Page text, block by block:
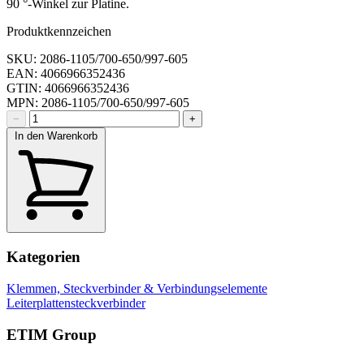
90 °-Winkel zur Platine.
Produktkennzeichen
SKU: 2086-1105/700-650/997-605
EAN: 4066966352436
GTIN: 4066966352436
MPN: 2086-1105/700-650/997-605
−
+
In den Warenkorb
Kategorien
Klemmen, Steckverbinder & Verbindungselemente
Leiterplattensteckverbinder
ETIM Group